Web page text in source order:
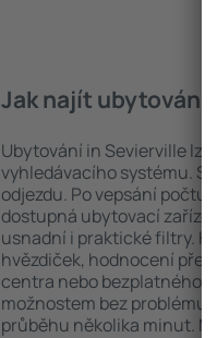
Jak najít ubytování
Ubytování in Sevierville
vyhledávacího systému.
odjezdu. Po vepsání počtu
dostupná ubytovací
usnadní i praktické filtry.
hvězdiček, hodnocení
centra nebo bezplatného
možnostem bez problému
průběhu několika minut.